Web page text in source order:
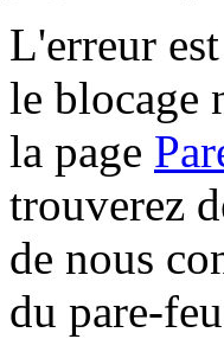
L'erreur
le blocage
la page
trouverez
de nous
du pare-